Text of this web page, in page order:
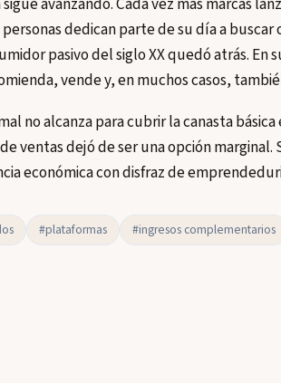
dedican parte de su día a
pasivo del siglo XX quedó atrás. En
vende y, en muchos casos,
no alcanza para cubrir la canasta
ventas dejó de ser una opción marginal.
económica con disfraz de
#plataformas #ingresos complementarios